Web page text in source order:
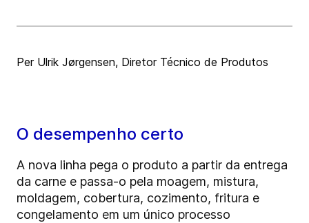
Per Ulrik Jørgensen, Diretor Técnico de Produtos
O desempenho certo
A nova linha pega o produto a partir da entrega
da carne e passa-o pela moagem, mistura,
moldagem, cobertura, cozimento, fritura e
congelamento em um único processo